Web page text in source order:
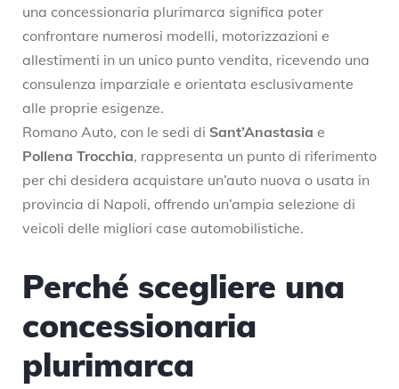
una concessionaria plurimarca significa poter
confrontare numerosi modelli, motorizzazioni e
allestimenti in un unico punto vendita, ricevendo una
consulenza imparziale e orientata esclusivamente
alle proprie esigenze.
Romano Auto, con le sedi di Sant’Anastasia e
Pollena Trocchia, rappresenta un punto di riferimento
per chi desidera acquistare un’auto nuova o usata in
provincia di Napoli, offrendo un’ampia selezione di
veicoli delle migliori case automobilistiche.
Perché scegliere una
concessionaria
plurimarca